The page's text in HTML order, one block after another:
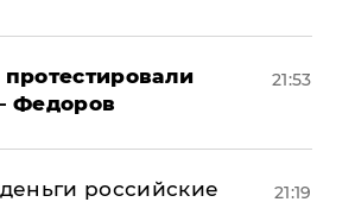
Федоров
21:53
российские
21:19